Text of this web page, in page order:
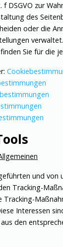
f DSGVO zur
des
oder die
Sie für die
und von
Tracking-
Tracking-
Interessen
den